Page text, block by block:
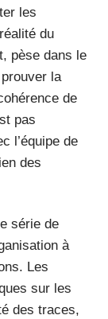
les
du
pèse dans le
la
de
pas
l’équipe de
des
série de
à
Les
sur les
des traces,